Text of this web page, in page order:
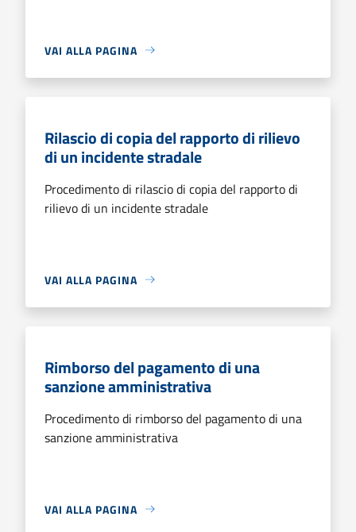
VAI ALLA PAGINA
Rilascio di copia del rapporto di rilievo
di un incidente stradale
Procedimento di rilascio di copia del rapporto di
rilievo di un incidente stradale
VAI ALLA PAGINA
Rimborso del pagamento di una
sanzione amministrativa
Procedimento di rimborso del pagamento di una
sanzione amministrativa
VAI ALLA PAGINA